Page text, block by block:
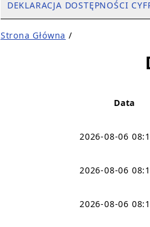
DEKLARACJA DOSTĘPNOŚCI
Strona Główna /
Data
2026-08-06
2026-08-06
2026-08-06